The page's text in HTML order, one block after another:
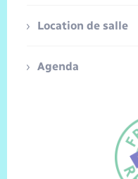
Location de salle
Agenda